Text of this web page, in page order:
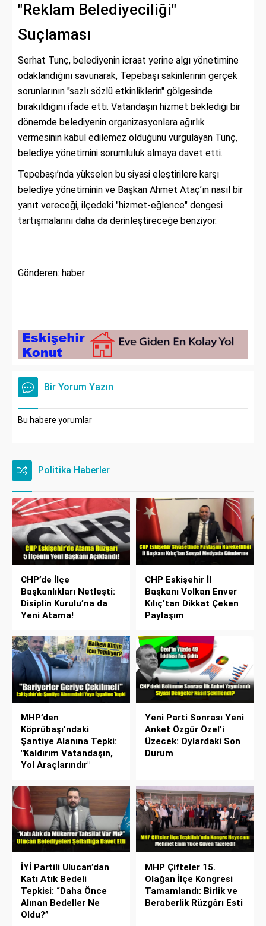
"Reklam Belediyeciliği"
Suçlaması
Serhat Tunç, belediyenin icraat yerine algı yönetimine
odaklandığını savunarak, Tepebaşı sakinlerinin gerçek
sorunlarının "sazlı sözlü etkinliklerin" gölgesinde
bırakıldığını ifade etti. Vatandaşın hizmet beklediği bir
dönemde belediyenin organizasyonlara ağırlık
vermesinin kabul edilemez olduğunu vurgulayan Tunç,
belediye yönetimini sorumluluk almaya davet etti.
Tepebaşı’nda yükselen bu siyasi eleştirilere karşı
belediye yönetiminin ve Başkan Ahmet Ataç’ın nasıl bir
yanıt vereceği, ilçedeki "hizmet-eğlence" dengesi
tartışmalarını daha da derinleştireceğe benziyor.
Gönderen: haber
Bir Yorum Yazın
Bu habere yorumlar
Politika Haberler
CHP’de İlçe
Başkanlıkları Netleşti:
Disiplin Kurulu’na da
Yeni Atama!
CHP Eskişehir İl
Başkanı Volkan Enver
Kılıç’tan Dikkat Çeken
Paylaşım
MHP’den
Köprübaşı’ndaki
Şantiye Alanına Tepki:
"Kaldırım Vatandaşın,
Yol Araçlarındır"
Yeni Parti Sonrası Yeni
Anket Özgür Özel’i
Üzecek: Oylardaki Son
Durum
İYİ Partili Ulucan’dan
Katı Atık Bedeli
Tepkisi: “Daha Önce
Alınan Bedeller Ne
Oldu?”
MHP Çifteler 15.
Olağan İlçe Kongresi
Tamamlandı: Birlik ve
Beraberlik Rüzgârı Esti